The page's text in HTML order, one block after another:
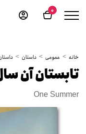
0
خانه عمومی داستان
تابستان آن
One Summer